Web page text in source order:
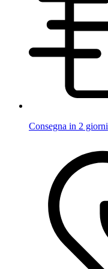
Consegna in 2 giorni